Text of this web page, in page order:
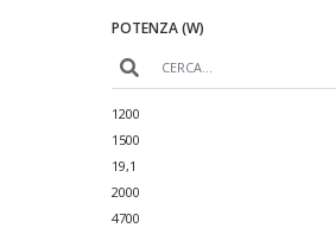
POTENZA (W)
1200
1500
19,1
2000
4700